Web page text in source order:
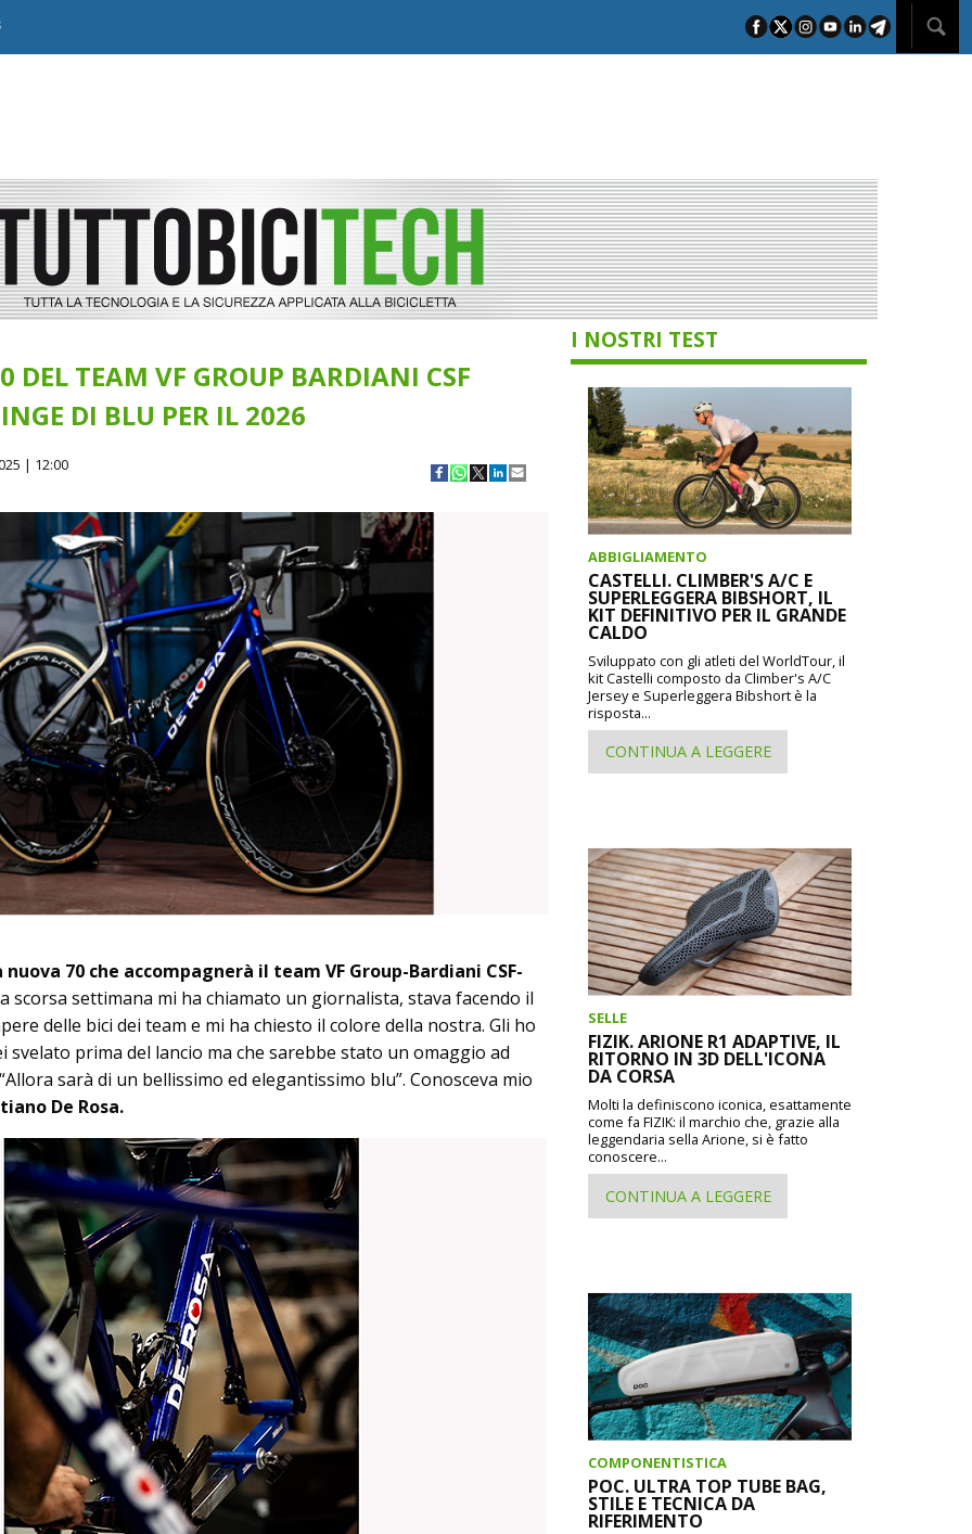
DEL TEAM VF GROUP BARDIANI CSF
DI BLU PER IL 2026
| 12:00
nuova 70 che accompagnerà il team VF Group-Bardiani CSF-
scorsa settimana mi ha chiamato un giornalista, stava facendo il
delle bici dei team e mi ha chiesto il colore della nostra. Gli ho
svelato prima del lancio ma che sarebbe stato un omaggio ad
sarà di un bellissimo ed elegantissimo blu”. Conosceva mio
De Rosa.
I NOSTRI TEST
ABBIGLIAMENTO
CASTELLI. CLIMBER'S A/C E
SUPERLEGGERA BIBSHORT, IL
KIT DEFINITIVO PER IL GRANDE
CALDO
Sviluppato con gli atleti del WorldTour, il
kit Castelli composto da Climber's A/C
Jersey e Superleggera Bibshort è la
risposta...
CONTINUA A LEGGERE
SELLE
FIZIK. ARIONE R1 ADAPTIVE, IL
RITORNO IN 3D DELL'ICONA
DA CORSA
Molti la definiscono iconica, esattamente
come fa FIZIK: il marchio che, grazie alla
leggendaria sella Arione, si è fatto
conoscere...
CONTINUA A LEGGERE
COMPONENTISTICA
POC. ULTRA TOP TUBE BAG,
STILE E TECNICA DA
RIFERIMENTO